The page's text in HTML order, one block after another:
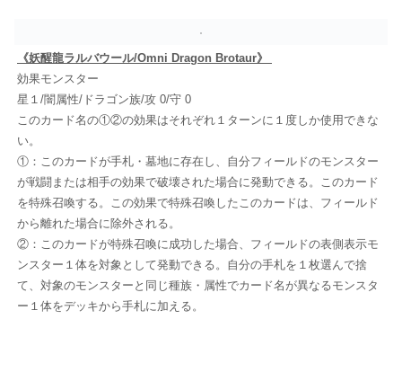
《妖醒龍ラルバウール/Omni Dragon Brotaur》
効果モンスター
星１/闇属性/ドラゴン族/攻 0/守 0
このカード名の①②の効果はそれぞれ１ターンに１度しか使用できな
い。
①：このカードが手札・墓地に存在し、自分フィールドのモンスター
が戦闘または相手の効果で破壊された場合に発動できる。このカード
を特殊召喚する。この効果で特殊召喚したこのカードは、フィールド
から離れた場合に除外される。
②：このカードが特殊召喚に成功した場合、フィールドの表側表示モ
ンスター１体を対象として発動できる。自分の手札を１枚選んで捨
て、対象のモンスターと同じ種族・属性でカード名が異なるモンスタ
ー１体をデッキから手札に加える。